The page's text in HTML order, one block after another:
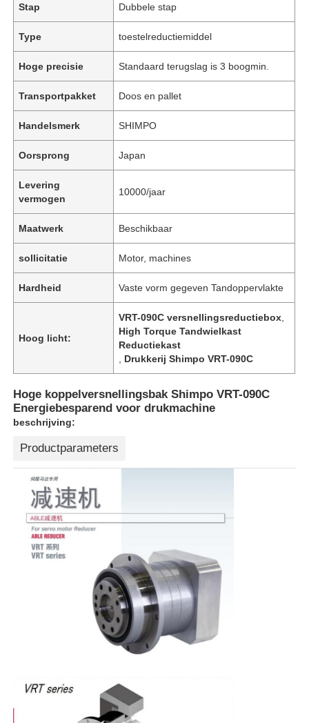
Stap Dubbele stap
Type toestelreductiemiddel
Hoge precisie Standaard terugslag is 3 boogmin.
Transportpakket Doos en pallet
Handelsmerk SHIMPO
Oorsprong Japan
Levering
vermogen
10000/jaar
Maatwerk Beschikbaar
sollicitatie Motor, machines
Hardheid Vaste vorm gegeven Tandoppervlakte
Hoog licht:
VRT-090C versnellingsreductiebox
High Torque Tandwielkast
Reductiekast
Drukkerij Shimpo VRT-090C
Hoge koppelversnellingsbak Shimpo VRT-090C
Energiebesparend voor drukmachine
beschrijving:
Productparameters